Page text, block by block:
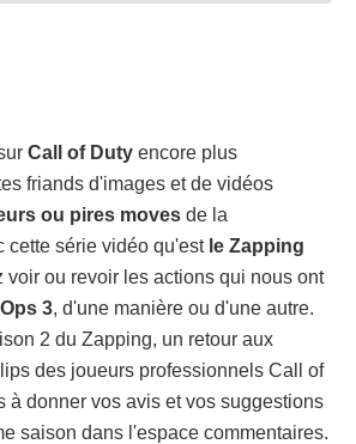
Call of Duty encore plus
friands d'images et de vidéos
ou pires moves de la
cette série vidéo qu'est le Zapping
voir ou revoir les actions qui nous ont
3, d'une manière ou d'une autre.
2 du Zapping, un retour aux
des joueurs professionnels Call of
à donner vos avis et vos suggestions
saison dans l'espace commentaires.